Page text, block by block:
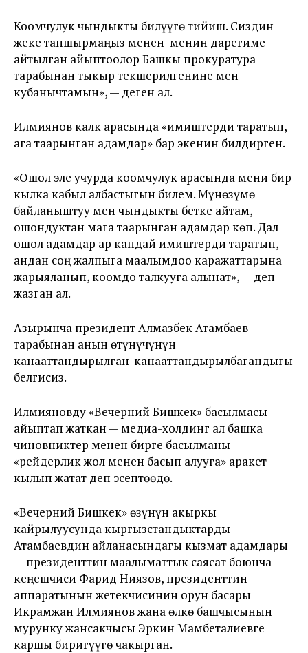
Коомчулук чындыкты билүүгө тийиш. Сиздин
жеке тапшырмаңыз менен менин дарегиме
айтылган айыптоолор Башкы прокуратура
тарабынан тыкыр текшерилгенине мен
кубанычтамын», — деген ал.
Илмиянов калк арасында «имиштерди таратып,
ага таарынган адамдар» бар экенин билдирген.
«Ошол эле учурда коомчулук арасында мени бир
кылка кабыл албастыгын билем. Мүнөзүмө
байланыштуу мен чындыкты бетке айтам,
ошондуктан мага таарынган адамдар көп. Дал
ошол адамдар ар кандай имиштерди таратып,
андан соң жалпыга маалымдоо каражаттарына
жарыяланып, коомдо талкууга алынат», — деп
жазган ал.
Азырынча президент Алмазбек Атамбаев
тарабынан анын өтүнүчүнүн
канааттандырылган-канааттандырылбагандыгы
белгисиз.
Илмияновду «Вечерний Бишкек» басылмасы
айыптап жаткан — медиа-холдинг ал башка
чиновниктер менен бирге басылманы
«рейдерлик жол менен басып алууга» аракет
кылып жатат деп эсептөөдө.
«Вечерний Бишкек» өзүнүн акыркы
кайрылуусунда кыргызстандыктарды
Атамбаевдин айланасындагы кызмат адамдары
— президенттин маалыматтык саясат боюнча
кеңешчиси Фарид Ниязов, президенттин
аппаратынын жетекчисинин орун басары
Икрамжан Илмиянов жана өлкө башчысынын
мурунку жансакчысы Эркин Мамбеталиевге
каршы биригүүгө чакырган.